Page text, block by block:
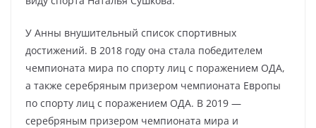
У Анны внушительный список спортивных
достижений. В 2018 году она стала победителем
чемпионата мира по спорту лиц с поражением ОДА,
а также серебряным призером чемпионата Европы
по спорту лиц с поражением ОДА. В 2019 —
серебряным призером чемпионата мира и